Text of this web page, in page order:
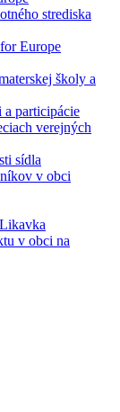
strediska
Europe
školy a
a participácie
verejných
sídla
v obci
v obci na